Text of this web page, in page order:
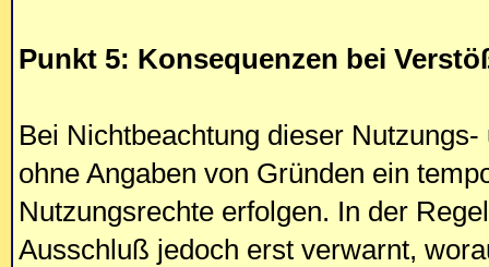
Punkt 5: Konsequenzen bei
Bei Nichtbeachtung dieser
ohne Angaben von Gründen ein
Nutzungsrechte erfolgen. In der
Ausschluß jedoch erst verwarnt,